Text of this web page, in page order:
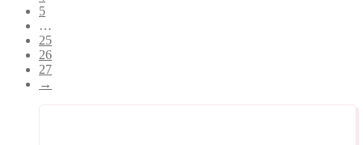
5
…
25
26
27
→